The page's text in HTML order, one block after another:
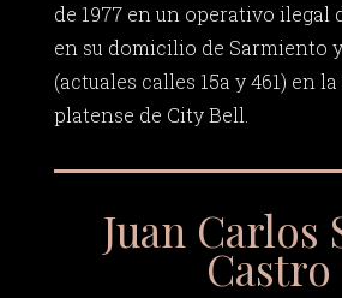
de 1977 en un operativo ilegal
en su domicilio de Sarmiento
(actuales calles 15a y 461) en
platense de City Bell.
Juan Carlos
Castro